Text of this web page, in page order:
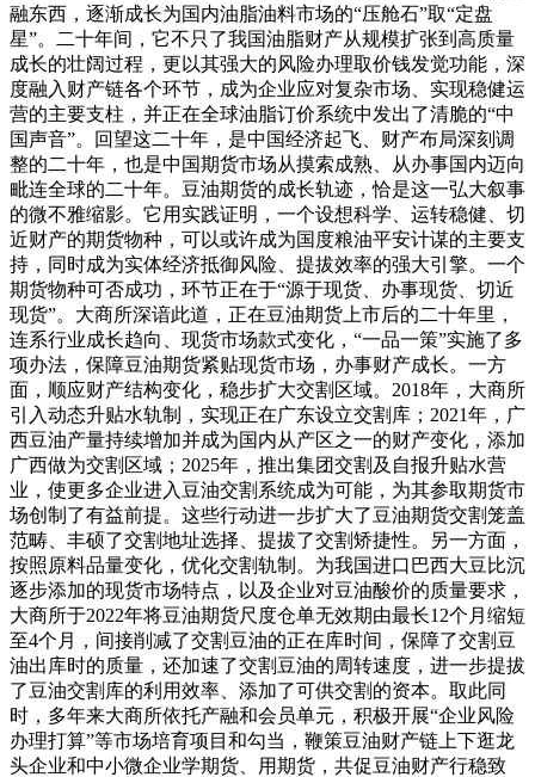
融东西，逐渐成长为国内油脂油料市场的“压舱石”取“定盘
星”。二十年间，它不只了我国油脂财产从规模扩张到高质量
成长的壮阔过程，更以其强大的风险办理取价钱发觉功能，深
度融入财产链各个环节，成为企业应对复杂市场、实现稳健运
营的主要支柱，并正在全球油脂订价系统中发出了清脆的“中
国声音”。回望这二十年，是中国经济起飞、财产布局深刻调
整的二十年，也是中国期货市场从摸索成熟、从办事国内迈向
毗连全球的二十年。豆油期货的成长轨迹，恰是这一弘大叙事
的微不雅缩影。它用实践证明，一个设想科学、运转稳健、切
近财产的期货物种，可以或许成为国度粮油平安计谋的主要支
持，同时成为实体经济抵御风险、提拔效率的强大引擎。一个
期货物种可否成功，环节正在于“源于现货、办事现货、切近
现货”。大商所深谙此道，正在豆油期货上市后的二十年里，
连系行业成长趋向、现货市场款式变化，“一品一策”实施了多
项办法，保障豆油期货紧贴现货市场，办事财产成长。一方
面，顺应财产结构变化，稳步扩大交割区域。2018年，大商所
引入动态升贴水轨制，实现正在广东设立交割库；2021年，广
西豆油产量持续增加并成为国内从产区之一的财产变化，添加
广西做为交割区域；2025年，推出集团交割及自报升贴水营
业，使更多企业进入豆油交割系统成为可能，为其参取期货市
场创制了有益前提。这些行动进一步扩大了豆油期货交割笼盖
范畴、丰硕了交割地址选择、提拔了交割矫捷性。另一方面，
按照原料品量变化，优化交割轨制。为我国进口巴西大豆比沉
逐步添加的现货市场特点，以及企业对豆油酸价的质量要求，
大商所于2022年将豆油期货尺度仓单无效期由最长12个月缩短
至4个月，间接削减了交割豆油的正在库时间，保障了交割豆
油出库时的质量，还加速了交割豆油的周转速度，进一步提拔
了豆油交割库的利用效率、添加了可供交割的资本。取此同
时，多年来大商所依托产融和会员单元，积极开展“企业风险
办理打算”等市场培育项目和勾当，鞭策豆油财产链上下逛龙
头企业和中小微企业学期货、用期货，共促豆油财产行稳致